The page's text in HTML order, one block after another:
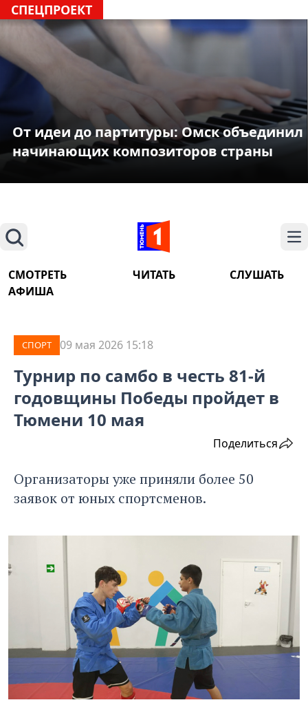
СПЕЦПРОЕКТ
От идеи до партитуры: Омск объединил
начинающих композиторов страны
Поиск
СМОТРЕТЬ ЧИТАТЬ
СЛУШАТЬ
АФИША
СПОРТ 09 мая 2026 15:18
Турнир по самбо в честь 81-й
годовщины Победы пройдет в
Тюмени 10 мая
Поделиться
Организаторы уже приняли более 50
заявок от юных спортсменов.